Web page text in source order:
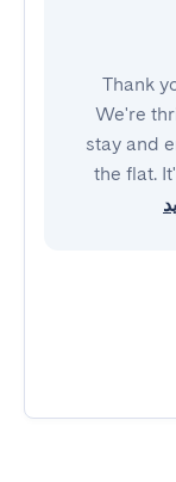
Thank
We're
stay and
the flat.